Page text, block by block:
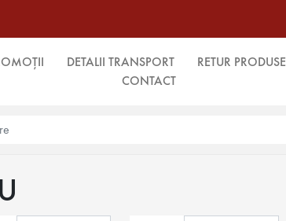
DETALII TRANSPORT RETUR PRODUSE
CONTACT